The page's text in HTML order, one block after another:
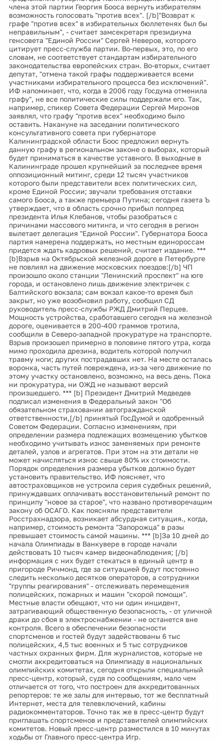
члена этой партии Георгия Бооса вернуть избирателям
возможность голосовать "против всех". [/b]"Возврат к
графе "против всех" в избирательных бюллетенях был бы
неправильным", - считает замсекретаря президиума
генсовета "Единой России" Сергей Неверов, которого
цитирует пресс-служба партии. Во-первых, это, по его
словам, не соответствует стандартам избирательного
законодательства европейских стран. Во-вторых, считает
депутат, "отмена такой графы поддерживается всеми
участниками избирательного процесса без исключений".
ИФ напоминает, что, когда в 2006 году Госдума отменила
графу", не все политические силы поддержали его. Так,
например, спикер Совета Федерации Сергей Миронов
заявлял, что графу "против всех" необходимо было
оставить. Накануне на заседании политического
консультативного совета при губернаторе
Калининградской области Боос предложил вернуть
данную графу в региональном законе о выборах, который
будет приниматься в качестве уставного. В выходные в
Калининграде прошел крупнейший за последнее время
оппозиционный митинг, среди 12 тысяч участников
которого были представители всех политических сил,
кроме Единой России; звучали требования отставки
самого Бооса, а также премьера Путина; сегодня газета Ъ
утверждает, что в область срочно прибыл полпред
президента Илья Клебанов, чтобы разобраться с
причинами массового митинга, и что сегодня в регион
вылетает делегация "Единой России". Губернатора Бооса
партия намерена поддержать, но местным единороссам
придется ждать кадровых решений, считает издание. ***
[b]Взрыв на Октябрьской железной дороге в Петербурге
не повлиял на движение московских поездов:[/b] ЧП
произошло около станции "Ленинский проспект" на юге
города, и остановлено лишь движение электричек с
Балтийского вокзала; сам вокзал какое-то время был
закрыт, но уже возобновил работу, сообщил СД
руководитель пресс-службы РЖД Дмитрий Перцев.
Мощность устройства, сработавшего сегодня на железной
дороге, оценивается в 200-400 граммов тротила,
сообщили в Северо-западной прокуратуре на транспорте.
Взрыв произошел примерно в половине пятого утра, когда
мимо проходила дрезина, водитель которой получил
травму ноги; других пострадавших нет. На месте осталась
воронка, часть путей повреждена, из-за чего движение по
этому участку остановлено, возможно, на весь день. Пока
ни прокуратура, ни ОЖД не называют версий
произшедшего. *** [b] Президент Дмитрий Медведев
подписал изменения в Федеральный закон "Об
обязательном страховании автогражданской
ответственности,[/b] принятый ГосДумой и одобренный
Советом Федерации. Согласно изменениям, при
определении размера подлежащих возмещению убытков
необходимо учитывать износ заменяемых при ремонте
деталей, узлов и агрегатов. При этом на эти детали не
может начисляться износ свыше 80% их стоимости.
Порядок определения размера убытков должно будет
установить правительство. ИФ поясняет, что
автостраховщиков не устроила серия судебных решений,
принуждавших оплачивать восстановительный ремонт по
принципу "новое за старое", что названо противоречащим
закону об ОСАГО. Как поясняли представители
Росстрахнадзора, возникает абсурдная ситуация., когда,
например, стоимость ремонта "Запорожца" в разы
превышает стоимость самой машины. *** [b]За 10 дней до
начала Олимпиады в Ванкувере в городе начали
действовать 10 тысяч камер видеонаблюдения; [/b]
информация с них будет стекаться в единый центр в
пригороде Ричмонд, где за ситуацией будут постоянно
следить несколько десятков операторов, а сотрудники
"группы реагирования" - отслеживать перемещения
полицейских, пожарных и машин "скорой помощи".
Местные власти обещают, что ни один инцидент,
затрагивающий общественную безопасность, - от уличной
драки до сбоя в электроснабжении - не останется вне
контроля. Всего в обеспечении безопасности
спортсменов и гостей будут задействованы 6 тыс
полицейских, 4,5 тыс военных и 5 тыс сотрудников
частных охранных фирм. Для журналистов, которые не
смогли аккредитоваться на Олимпиаду в национальных
олимпийских комитетах, сегодня открыли специальный
пресс-центр, который, судя по сообщениям, мало чем
отличается от того, что построен для аккредитованных
репортеров: те же залы для интервью, тот же бесплатный
Интернет, места для телевключений, кабины
радиокомментаторов. Точно так же в пресс-центр будут
приглашать спортсменов и представителей олимпийских
комитетов. Новый пресс-центр разместился в 10 минутах
ходьбы от Главного пресс-центра Игр.